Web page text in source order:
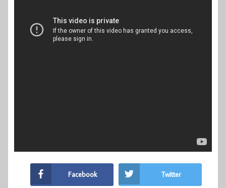
Facebook Twitter